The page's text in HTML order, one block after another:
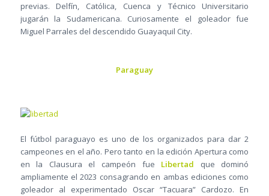
previas. Delfín, Católica, Cuenca y Técnico Universitario
jugarán la Sudamericana. Curiosamente el goleador fue
Miguel Parrales del descendido Guayaquil City.
Paraguay
El fútbol paraguayo es uno de los organizados para dar 2
campeones en el año. Pero tanto en la edición Apertura como
en la Clausura el campeón fue Libertad que dominó
ampliamente el 2023 consagrando en ambas ediciones como
goleador al experimentado Oscar “Tacuara” Cardozo. En